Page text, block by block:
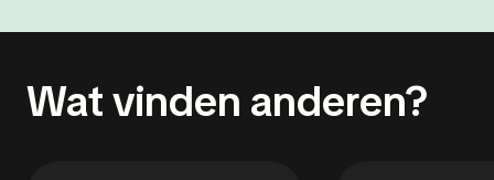
Wat vinden anderen?